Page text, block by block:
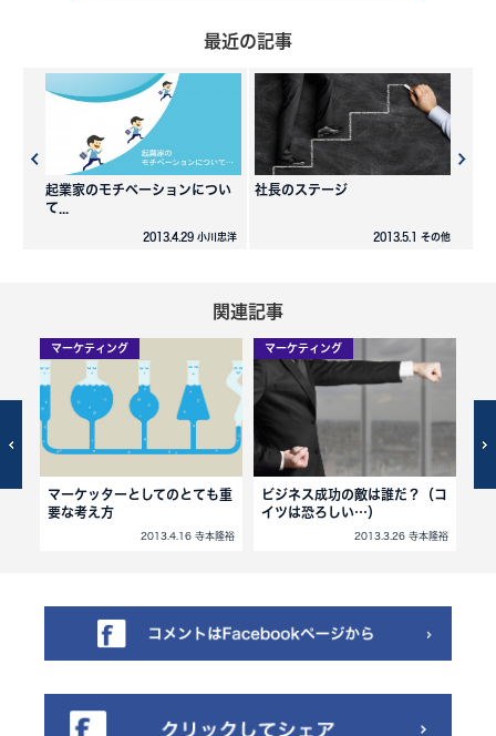
最近の記事
起業家のモチベーションについ
て...
2013.4.29 小川忠洋
社長のステージ
2013.5.1 その他
関連記事
マーケティング
マーケッターとしてのとても重
要な考え方
2013.4.16 寺本隆裕
マーケティング
ビジネス成功の敵は誰だ？（コ
イツは恐ろしい…）
2013.3.26 寺本隆裕